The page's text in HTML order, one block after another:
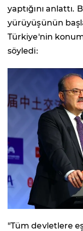
yaptığını
yürüyüşünün
Türkiye'nin
söyledi:
"Tüm devletlere